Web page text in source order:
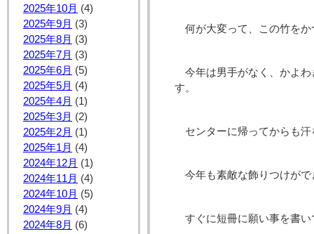
2025年10月 (4)
2025年9月 (3)
2025年8月 (3)
2025年7月 (3)
2025年6月 (5)
2025年5月 (4)
2025年4月 (1)
2025年3月 (2)
2025年2月 (1)
2025年1月 (4)
2024年12月 (1)
2024年11月 (4)
2024年10月 (5)
2024年9月 (4)
2024年8月 (6)
何が大変って、この竹を
今年は男手がなく、かよ
す。
センターに帰ってからも
今年も素敵な飾りつけがで
すぐに短冊に願い事を書